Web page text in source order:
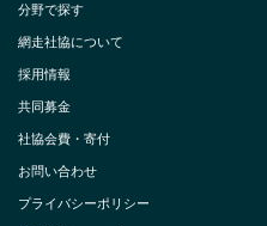
分野で探す
網走社協について
採用情報
共同募金
社協会費・寄付
お問い合わせ
プライバシーポリシー